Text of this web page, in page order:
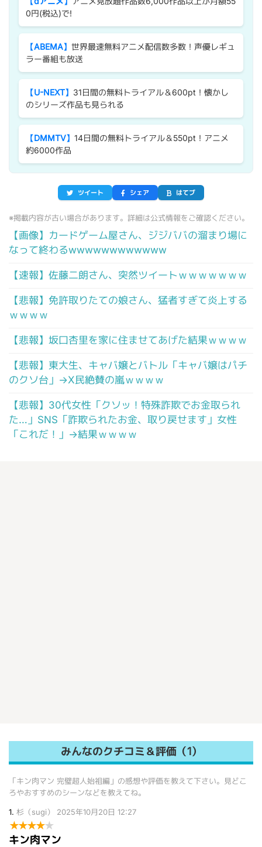
0円(税込)で!
【ABEMA】 世界最速無料アニメ配信数多数！声優レギュ
ラー番組も放送
【U-NEXT】 31日間の無料トライアル＆600pt！懐かし
のシリーズ作品も見られる
【DMMTV】 14日間の無料トライアル＆550pt！アニメ
約6000作品
ツイート シェア はてブ
※掲載内容が古い場合があります。詳細は公式情報をご確認ください。
【画像】カードゲーム屋さん、ジジババの溜まり場に
なって終わるwwwwwwwwwwww
【速報】佐藤二朗さん、突然ツイートｗｗｗｗｗｗｗ
【悲報】免許取りたての娘さん、猛者すぎて炎上する
ｗｗｗｗ
【悲報】坂口杏里を家に住ませてあげた結果ｗｗｗｗ
【悲報】東大生、キャバ嬢とバトル「キャバ嬢はパチ
のクソ台」→X民絶賛の嵐ｗｗｗｗ
【悲報】30代女性「クソッ！特殊詐欺でお金取られ
た…」SNS「詐欺られたお金、取り戻せます」女性
「これだ！」→結果ｗｗｗｗ
みんなのクチコミ＆評価（1）
「キン肉マン 完璧超人始祖編」の感想や評価を教えて下さい。見どこ
ろやおすすめのシーンなどを教えてね。
1. 杉（sugi） 2025年10月20日 12:27
★★★★★
キン肉マン